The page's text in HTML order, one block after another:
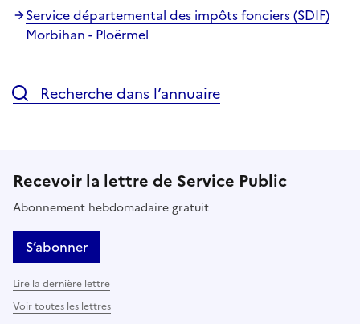
Service départemental des impôts fonciers (SDIF)
Morbihan - Ploërmel
Recherche dans l’annuaire
Recevoir la lettre de Service Public
Abonnement hebdomadaire gratuit
S’abonner
Lire la dernière lettre
Voir toutes les lettres